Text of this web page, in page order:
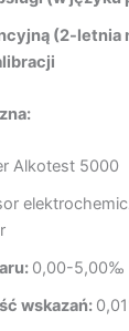
(2-letnia
Alkotest 5000
0,00-5,00‰
wskazań: